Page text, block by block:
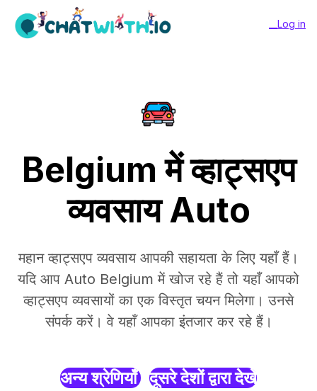
__Log in
Belgium में व्हाट्सएप
व्यवसाय Auto
महान व्हाट्सएप व्यवसाय आपकी सहायता के लिए यहाँ हैं।
यदि आप Auto Belgium में खोज रहे हैं तो यहाँ आपको
व्हाट्सएप व्यवसायों का एक विस्तृत चयन मिलेगा। उनसे
संपर्क करें। वे यहाँ आपका इंतजार कर रहे हैं।
अन्य श्रेणियाँ दूसरे देशों द्वारा देखें